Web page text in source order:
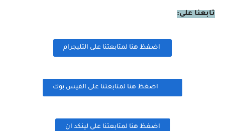
تابعنا على:
اضغظ هنا لمتابعتنا على التليجرام
اضغظ هنا لمتابعتنا على الفيس بوك
اضغظ هنا لمتابعتنا على لينكد ان